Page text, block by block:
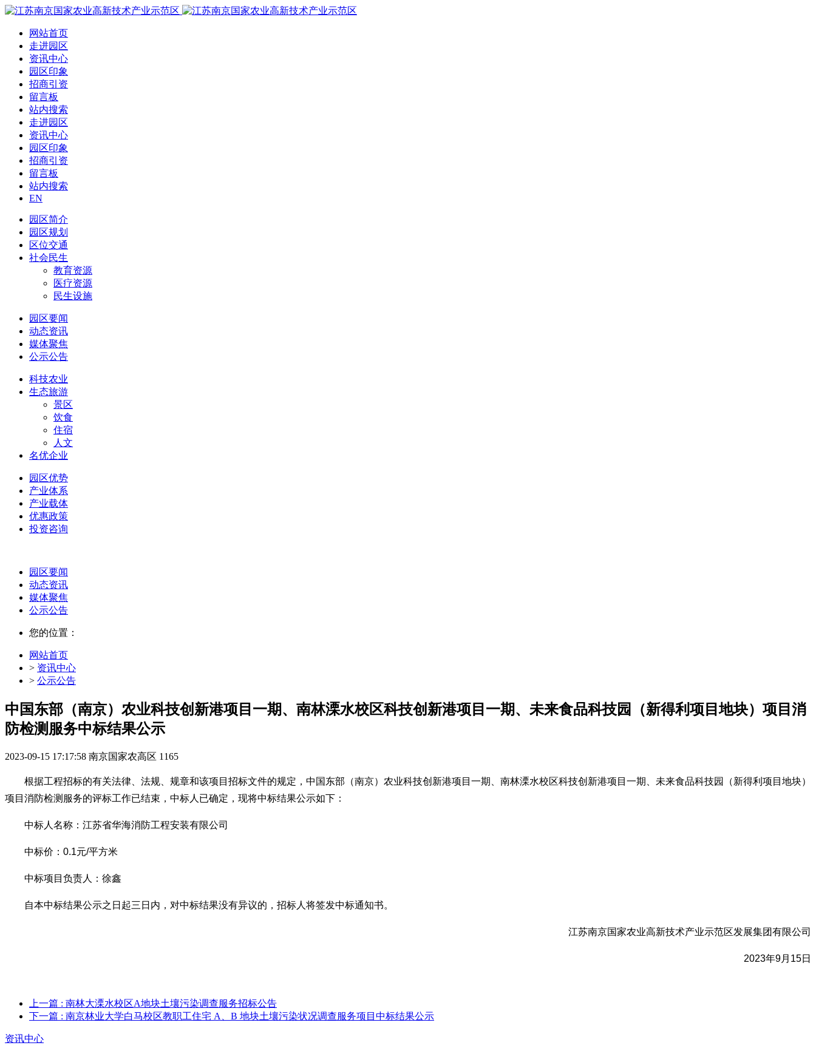
网站首页
走进园区
资讯中心
园区印象
招商引资
留言板
站内搜索
走进园区
资讯中心
园区印象
招商引资
留言板
站内搜索
EN
园区简介
园区规划
区位交通
社会民生
教育资源
医疗资源
民生设施
园区要闻
动态资讯
媒体聚焦
公示公告
科技农业
生态旅游
景区
饮食
住宿
人文
名优企业
园区优势
产业体系
产业载体
优惠政策
投资咨询
园区要闻
动态资讯
媒体聚焦
公示公告
您的位置：
网站首页
> 资讯中心
> 公示公告
中国东部（南京）农业科技创新港项目一期、南林溧水校区科技创新港项目一期、未来食品科技园（新得利项目地块）项目消
防检测服务中标结果公示
2023-09-15 17:17:58 南京国家农高区 1165
根据工程招标的有关法律、法规、规章和该项目招标文件的规定，中国东部（南京）农业科技创新港项目一期、南林溧水校区科技创新港项目一期、未来食品科技园（新得利项目地块）
项目消防检测服务的评标工作已结束，中标人已确定，现将中标结果公示如下：
中标人名称：江苏省华海消防工程安装有限公司
中标价： 0.1元/平方米
中标项目负责人：徐鑫
自本中标结果公示之日起三日内，对中标结果没有异议的，招标人将签发中标通知书。
江苏南京国家农业高新技术产业示范区发展集团有限公司
2023年9月 15日
上一篇 : 南林大溧水校区A地块土壤污染调查服务招标公告
下一篇 : 南京林业大学白马校区教职工住宅 A、B 地块土壤污染状况调查服务项目中标结果公示
资讯中心